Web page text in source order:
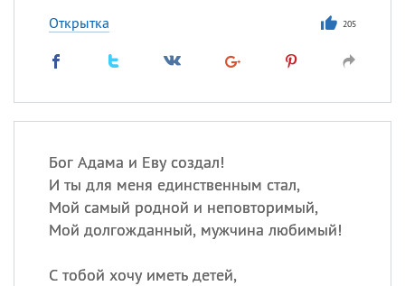
Открытка 205
Бог Адама и Еву создал!
И ты для меня единственным стал,
Мой самый родной и неповторимый,
Мой долгожданный, мужчина любимый!
С тобой хочу иметь детей,